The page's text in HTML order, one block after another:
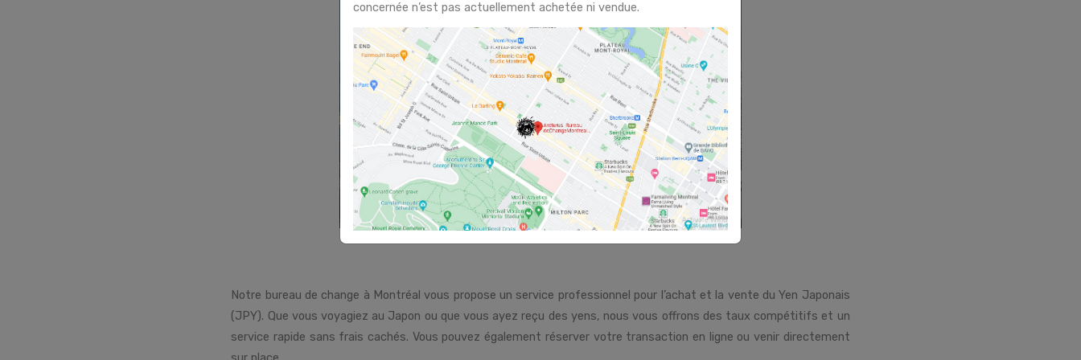
Notre bureau de change à Montréal vous propose un service professionnel pour l’achat et la vente du Yen Japonais
(JPY). Que vous voyagiez au Japon ou que vous ayez reçu des yens, nous vous offrons des taux compétitifs et un
service rapide sans frais cachés. Vous pouvez également réserver votre transaction en ligne ou venir directement
concernée n’est pas actuellement achetée ni vendue.